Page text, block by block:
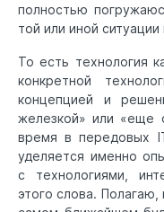
полностью
той или иной
То есть технология
конкретной
концепцией и
железкой» или «еще
время в передовых
уделяется именно
с технологиями,
этого слова.